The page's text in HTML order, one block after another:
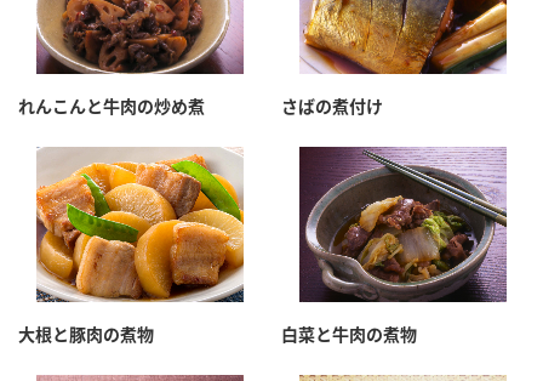
みりん風・料理酒 鍋用調味料
つゆ たれ
スープ 中華
クイック調味料 レモン果汁
ブランド・スペシャルサイト トップ
商品ブランドサイト
カンタン酢
お酢ドリンク
味ぽん
ぽん酢
かおりの蔵
企業情報
ミツカングループについて
企業理念
ミツカンの歴史
ミツカンを知る
環境への取り組み
採用情報
れんこんと牛肉の炒め煮 さばの煮付け
大根と豚肉の煮物 白菜と牛肉の煮物